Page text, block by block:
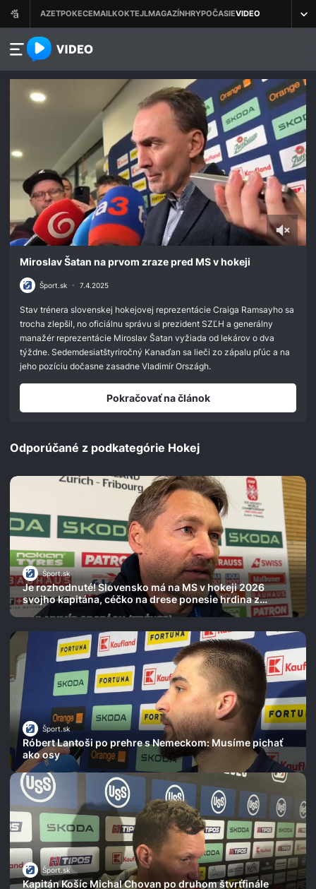
azet.video.sk
seconds
11
minutes,
50
seconds
Miroslav Šatan na prvom zraze pred MS v hokeji
Šport.sk • 7.4.2025
Stav trénera slovenskej hokejovej reprezentácie Craiga Ramsayho sa
trocha zlepšil, no oficiálnu správu si prezident SZĽH a generálny
manažér reprezentácie Miroslav Šatan vyžiada od lekárov o dva
týždne. Sedemdesiatštyriročný Kanaďan sa lieči zo zápalu pľúc a na
jeho pozíciu dočasne zasadne Vladimír Országh.
Pokračovať na článok
Odporúčané z podkategórie Hokej
Šport.sk
Je rozhodnuté! Slovensko má na MS v hokeji 2026
svojho kapitána, céčko na drese ponesie hrdina z
Pekingu
Šport.sk
Róbert Lantoši po prehre s Nemeckom: Musíme pichať
ako osy
Šport.sk
Kapitán Košíc Michal Chovan po druhom štvrťfinále